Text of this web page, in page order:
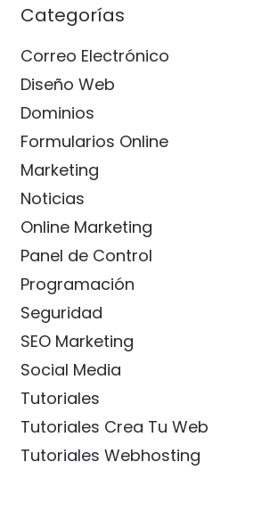
Categorías
Correo Electrónico
Diseño Web
Dominios
Formularios Online
Marketing
Noticias
Online Marketing
Panel de Control
Programación
Seguridad
SEO Marketing
Social Media
Tutoriales
Tutoriales Crea Tu Web
Tutoriales Webhosting